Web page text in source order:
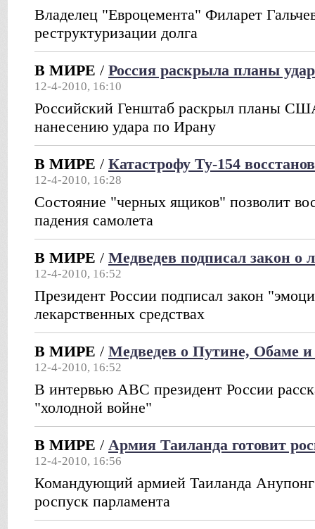
Владелец "Евроцемента" Филарет
реструктуризации долга
В МИРЕ / Россия раскрыла планы
12-4-2010, 16:10
Российский Генштаб раскрыл планы
нанесению удара по Ирану
В МИРЕ / Катастрофу Ту-154
12-4-2010, 16:28
Состояние "черных ящиков" позволит
падения самолета
В МИРЕ / Медведев подписал закон о
12-4-2010, 16:52
Президент России подписал закон
лекарственных средствах
В МИРЕ / Медведев о Путине, Обаме и
12-4-2010, 16:52
В интервью ABC президент России
"холодной войне"
В МИРЕ / Армия Таиланда готовит
12-4-2010, 16:56
Командующий армией Таиланда
роспуск парламента